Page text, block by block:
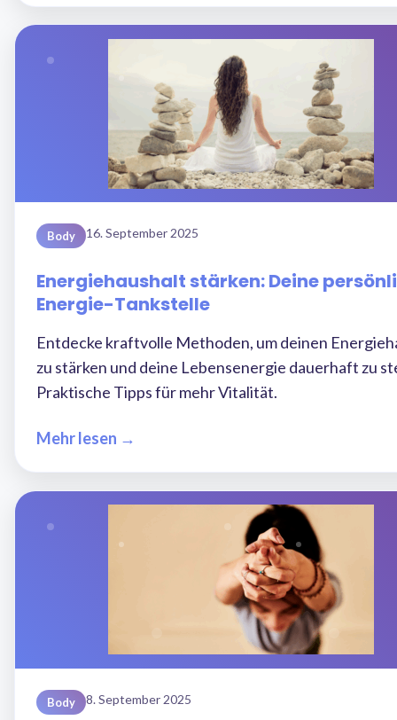
Body 16. September 2025
Energiehaushalt stärken: Deine
Energie-Tankstelle
Entdecke kraftvolle Methoden, um deinen
zu stärken und deine Lebensenergie dauerhaft zu
Praktische Tipps für mehr Vitalität.
Mehr lesen →
Body 8. September 2025